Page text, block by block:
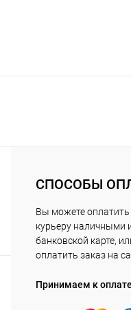
СПОСОБЫ
Вы можете оплатить
курьеру наличными
банковской карте,
оплатить заказ на
Принимаем к